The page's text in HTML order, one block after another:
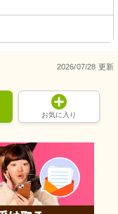
2026/07/28 更新
お気に入り